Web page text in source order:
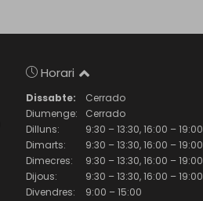
Horari
Dissabte:
Cerrado
Diumenge:
Cerrado
Dilluns:
9:30 – 13:30, 16:00 – 19:00
Dimarts:
9:30 – 13:30, 16:00 – 19:00
Dimecres:
9:30 – 13:30, 16:00 – 19:00
Dijous:
9:30 – 13:30, 16:00 – 19:00
Divendres:
9:00 – 15:00